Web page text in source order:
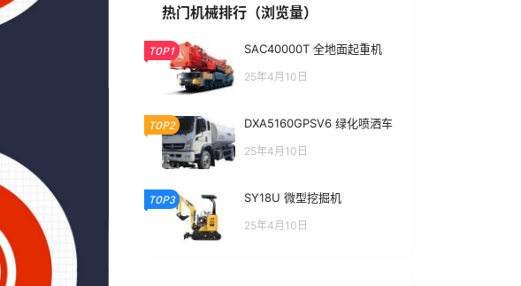
热门机械排行（浏览量）
TOP1 SAC40000T 全地面起重机
25年4月10日
TOP2 DXA5160GPSV6 绿化喷洒车
25年4月10日
TOP3 SY18U 微型挖掘机
25年4月10日